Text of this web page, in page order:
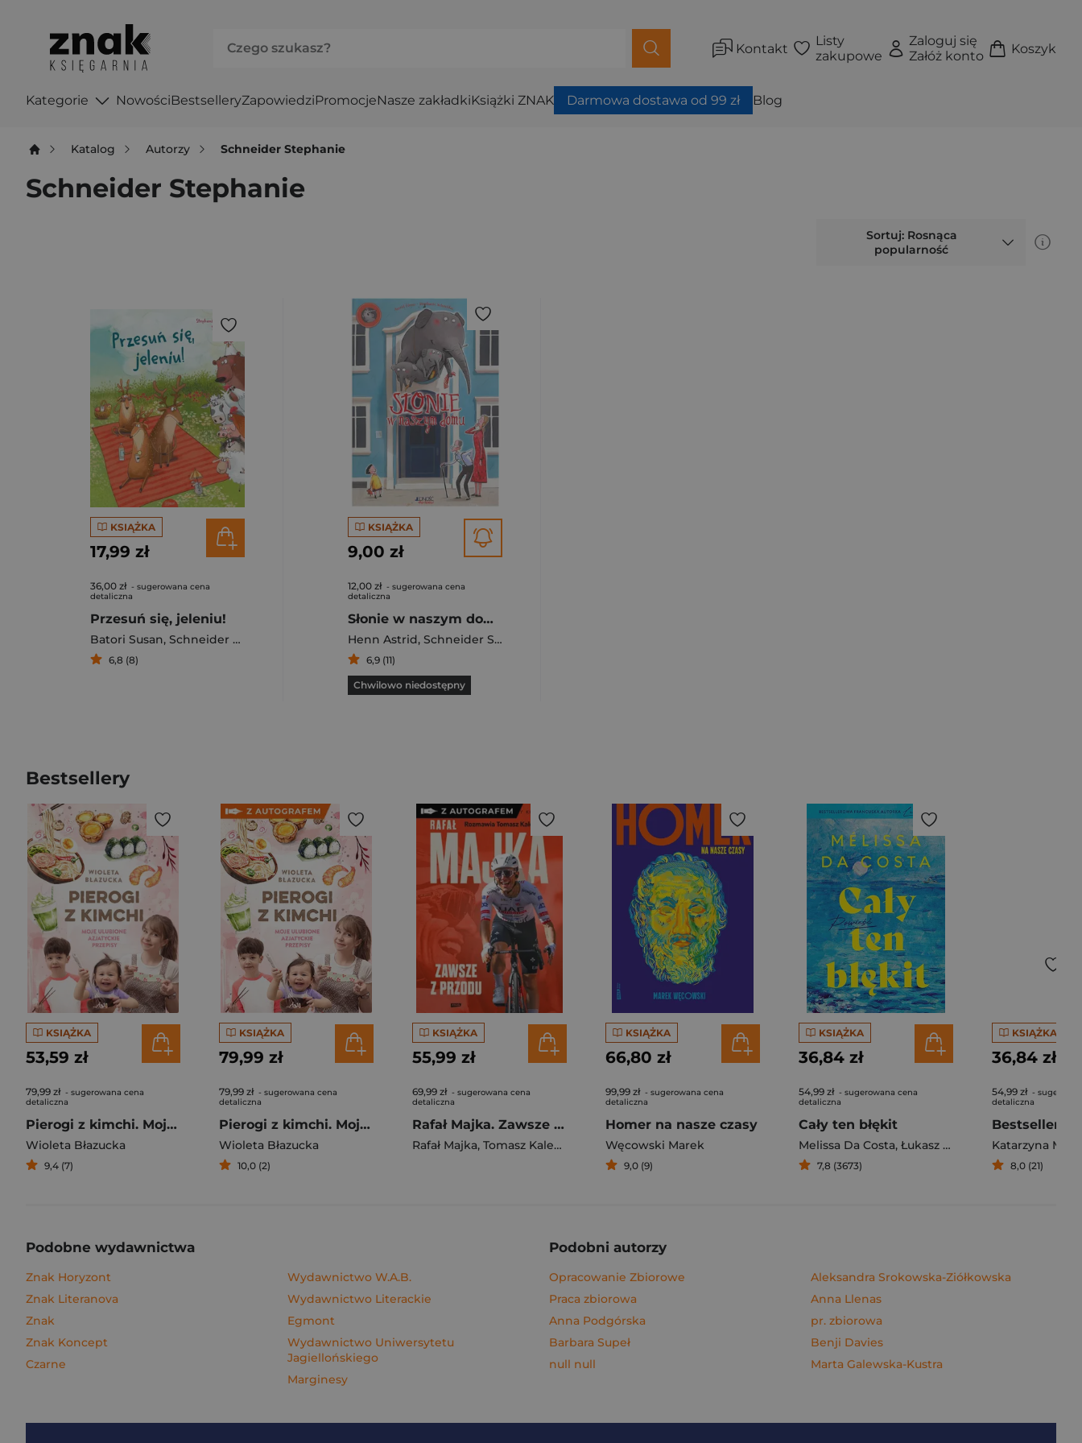
Kontakt
Listy
zakupowe
Zaloguj się
Załóż konto
Koszyk
Kategorie NowościBestselleryZapowiedziPromocjeNasze zakładkiKsiążki ZNAK Darmowa dostawa od 99 zł Blog
Katalog Autorzy Schneider Stephanie
Schneider Stephanie
Sortuj: Rosnąca
popularność
KSIĄŻKA
17,99 zł
36,00 zł - sugerowana cena
detaliczna
Przesuń się, jeleniu!
Batori Susan, Schneider Stephanie
6,8 (8)
KSIĄŻKA
9,00 zł
12,00 zł - sugerowana cena
detaliczna
Słonie w naszym domu
Henn Astrid, Schneider Stephanie
6,9 (11)
Chwilowo niedostępny
Bestsellery
KSIĄŻKA
53,59 zł
79,99 zł - sugerowana cena
detaliczna
Pierogi z kimchi. Moje ulubione azjatyckie przepisy
Wioleta Błazucka
9,4 (7)
KSIĄŻKA
79,99 zł
79,99 zł - sugerowana cena
detaliczna
Pierogi z kimchi. Moje ulubione azjatyckie przepisy - książka z autografem
Wioleta Błazucka
10,0 (2)
KSIĄŻKA
55,99 zł
69,99 zł - sugerowana cena
detaliczna
Rafał Majka. Zawsze z przodu. Rozmawia Tomasz Kalemba - książka z autografem
Rafał Majka, Tomasz Kalemba
KSIĄŻKA
66,80 zł
99,99 zł - sugerowana cena
detaliczna
Homer na nasze czasy
Węcowski Marek
9,0 (9)
KSIĄŻKA
36,84 zł
54,99 zł - sugerowana cena
detaliczna
Cały ten błękit
Melissa Da Costa, Łukasz Müller
7,8 (3673)
KSIĄŻKA
36,84 zł
54,99 zł -
detaliczna
Bestseller.
Katarzyna
8,0 (21)
Podobne wydawnictwa
Znak Horyzont
Znak Literanova
Znak
Znak Koncept
Czarne
Wydawnictwo W.A.B.
Wydawnictwo Literackie
Egmont
Wydawnictwo Uniwersytetu
Jagiellońskiego
Marginesy
Podobni autorzy
Opracowanie Zbiorowe
Praca zbiorowa
Anna Podgórska
Barbara Supeł
null null
Aleksandra Srokowska-Ziółkowska
Anna Llenas
pr. zbiorowa
Benji Davies
Marta Galewska-Kustra